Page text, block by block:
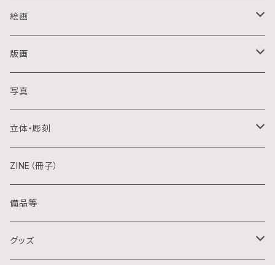
絵画
油画
アクリル画
日本画
水彩画
クレパス画
水墨画
版画
銅版画
木版画
シルクスクリーン
リトグラフ
デジタル
写真
立体・彫刻
陶芸
金属
石
ZINE（冊子）
備品等
グッズ